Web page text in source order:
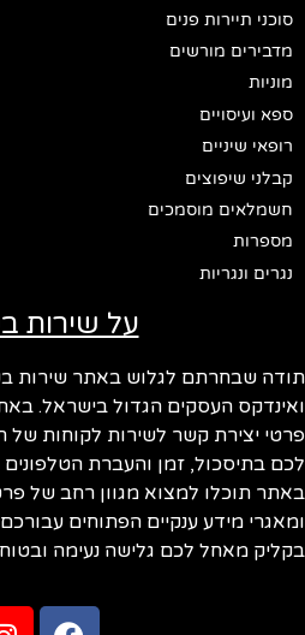
סוכני תיירות פנים
מדבירים מורשים
מוניות
ספא ועיסויים
רופאי שיניים
קבלני שיפוצים
חשמלאים מוסמכים
מספרות
נגרים ונגריות
על שירות
תודה שבחרתם לגלוש באתר שירות
ואינדקס העסקים הגדול בישראל.
פרטי יצירת קשר לשירות לקוחות של
לכם בתיסכול, זמן והעברת
באתר תוכלו למצוא מגוון רחב של
ומאגרי מידע ענקיים הפתוחים
בקליק מאחל לכם גלישה נעימה